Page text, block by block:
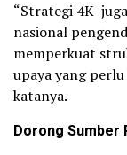
“Strategi 4K
nasional
memperkuat
upaya yang
katanya.
Dorong Sumber